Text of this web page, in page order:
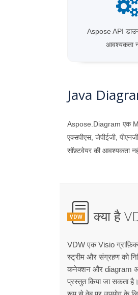
Aspose API
आवश्यकता
Java
Aspose.Diagram एक
एक्सपीएस, जेपीईजी,
सॉफ़्टवेयर की आवश्यकता
VDW क्या है
VDW एक Visio
स्ट्रीम और संग्रहण को
कनेक्शन और diagram
प्रस्तुत किया जा सकता